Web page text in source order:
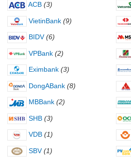
ACB (3)
VietinBank (9)
BIDV (6)
VPBank (2)
Eximbank (3)
DongABank (8)
MBBank (2)
SHB (3)
VDB (1)
SBV (1)